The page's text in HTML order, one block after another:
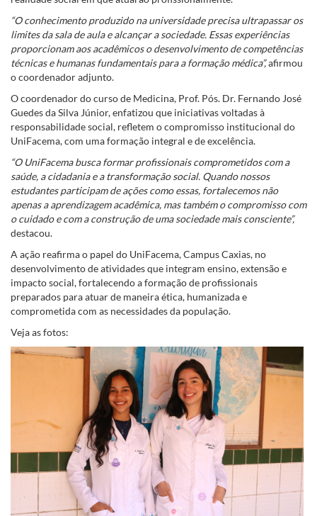
“O conhecimento produzido na universidade precisa ultrapassar os
limites da sala de aula e alcançar a sociedade. Essas experiências
proporcionam aos acadêmicos o desenvolvimento de competências
técnicas e humanas fundamentais para a formação médica”,afirmou
o coordenador adjunto.
O coordenador do curso de Medicina, Prof. Pós. Dr. Fernando José
Guedes da Silva Júnior, enfatizou que iniciativas voltadas à
responsabilidade social, refletem o compromisso institucional do
UniFacema, com uma formação integral e de excelência.
“O UniFacema busca formar profissionais comprometidos com a
saúde, a cidadania e a transformação social. Quando nossos
estudantes participam de ações como essas, fortalecemos não
apenas a aprendizagem acadêmica, mas também o compromisso com
o cuidado e com a construção de uma sociedade mais consciente”,
destacou.
A ação reafirma o papel do UniFacema, Campus Caxias, no
desenvolvimento de atividades que integram ensino, extensão e
impacto social, fortalecendo a formação de profissionais
preparados para atuar de maneira ética, humanizada e
comprometida com as necessidades da população.
Veja as fotos: